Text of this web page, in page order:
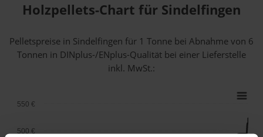
Holzpellets-Chart für Sindelfingen
Pelletspreise in Sindelfingen für 1 Tonne bei Abnahmevon 6
Tonnen in DINplus-/ENplus-Qualität bei einer Lieferstelle
inkl. MwSt.:
500 €
550 €